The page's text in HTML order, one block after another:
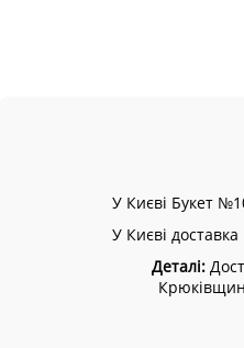
У Києві Букет
У Києві
Деталі: